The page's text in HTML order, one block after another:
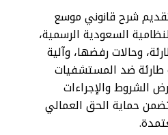
شرح قانوني موسع
السعودية الرسمية،
وحالات رفضها، وآلية
ضد المستشفيات
الشروط والإجراءات
تضمن حماية الحق العمالي